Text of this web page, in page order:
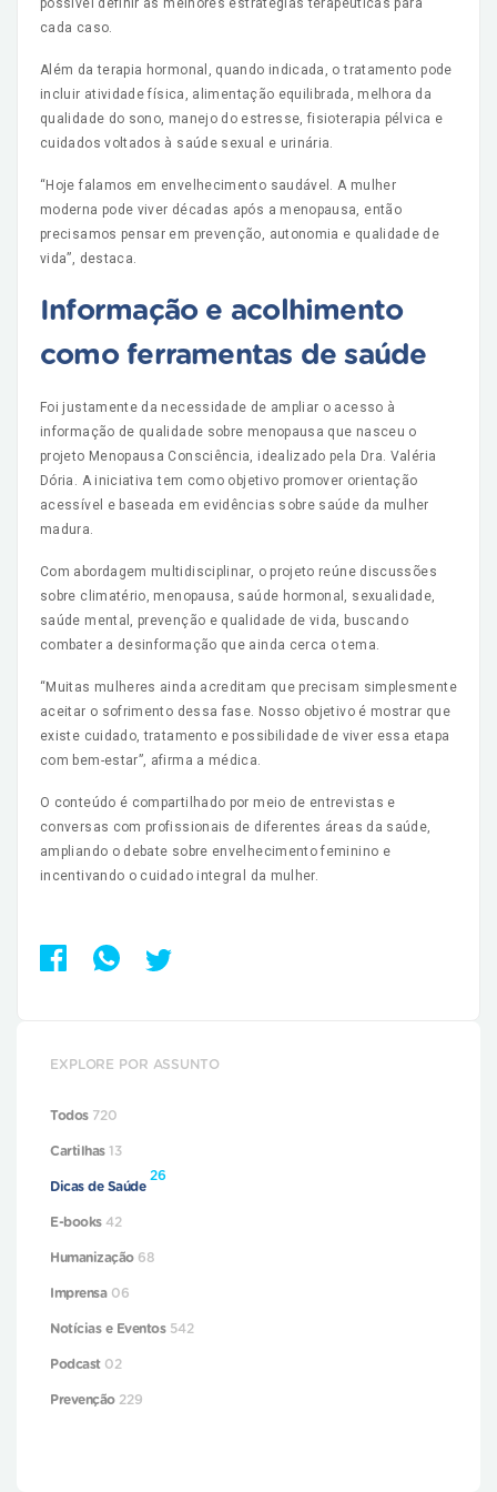
possível definir as melhores estratégias terapêuticas para
cada caso.
Além da terapia hormonal, quando indicada, o tratamento pode
incluir atividade física, alimentação equilibrada, melhora da
qualidade do sono, manejo do estresse, fisioterapia pélvica e
cuidados voltados à saúde sexual e urinária.
“Hoje falamos em envelhecimento saudável. A mulher
moderna pode viver décadas após a menopausa, então
precisamos pensar em prevenção, autonomia e qualidade de
vida”, destaca.
Informação e acolhimento
como ferramentas de saúde
Foi justamente da necessidade de ampliar o acesso à
informação de qualidade sobre menopausa que nasceu o
projeto Menopausa Consciência, idealizado pela Dra. Valéria
Dória. A iniciativa tem como objetivo promover orientação
acessível e baseada em evidências sobre saúde da mulher
madura.
Com abordagem multidisciplinar, o projeto reúne discussões
sobre climatério, menopausa, saúde hormonal, sexualidade,
saúde mental, prevenção e qualidade de vida, buscando
combater a desinformação que ainda cerca o tema.
“Muitas mulheres ainda acreditam que precisam simplesmente
aceitar o sofrimento dessa fase. Nosso objetivo é mostrar que
existe cuidado, tratamento e possibilidade de viver essa etapa
com bem-estar”, afirma a médica.
O conteúdo é compartilhado por meio de entrevistas e
conversas com profissionais de diferentes áreas da saúde,
ampliando o debate sobre envelhecimento feminino e
incentivando o cuidado integral da mulher.
EXPLORE POR ASSUNTO
Todos 720
Cartilhas13
Dicas de Saúde
26
E-books 42
Humanização 68
Imprensa 06
Notícias e Eventos 542
Podcast 02
Prevenção 229